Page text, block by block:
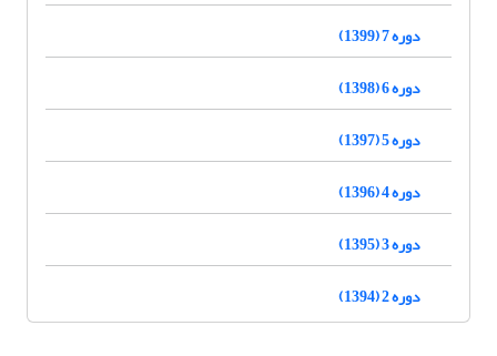
دوره 7 (1399)
دوره 6 (1398)
دوره 5 (1397)
دوره 4 (1396)
دوره 3 (1395)
دوره 2 (1394)